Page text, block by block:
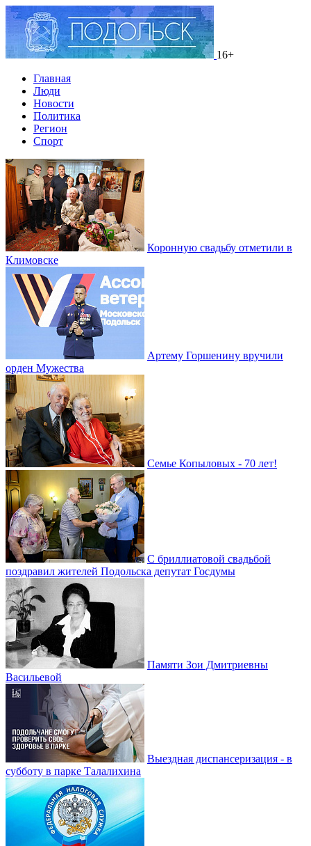
16+
Главная
Люди
Новости
Политика
Регион
Спорт
Коронную свадьбу отметили в
Климовске
Артему Горшенину вручили
орден Мужества
Семье Копыловых - 70 лет!
С бриллиатовой свадьбой
поздравил жителей Подольска депутат Госдумы
Памяти Зои Дмитриевны
Васильевой
Выездная диспансеризация - в
субботу в парке Талалихина